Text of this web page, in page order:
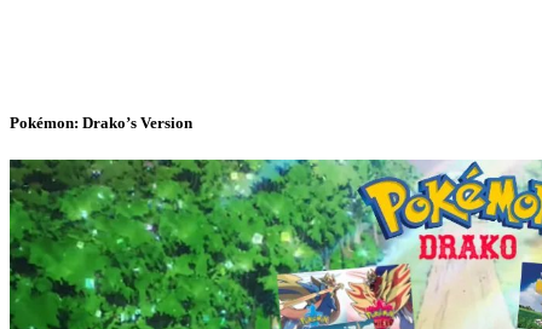
Pokémon: Drako’s Version